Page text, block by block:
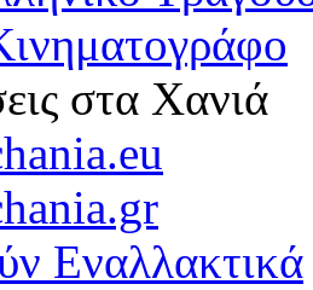
στα Χανιά
Εναλλακτικά